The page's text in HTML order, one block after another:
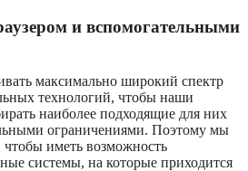
и вспомогательными
максимально широкий спектр
технологий, чтобы наши
наиболее подходящие для них
ограничениями. Поэтому мы
чтобы иметь возможность
системы, на которые приходится